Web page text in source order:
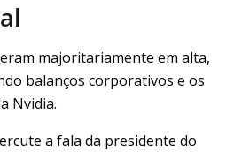
majoritariamente em alta,
balanços corporativos e os
Nvidia.
a fala da presidente do